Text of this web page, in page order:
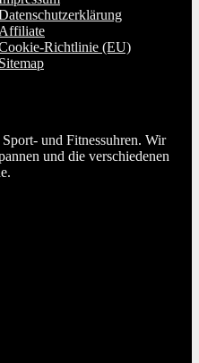
Affiliate
Richtlinie (EU)
Sitemap
und Fitnessuhren. Wir
und die verschiedenen